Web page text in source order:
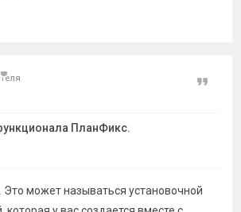
ПланФикс.
Цитата
может называться установочной